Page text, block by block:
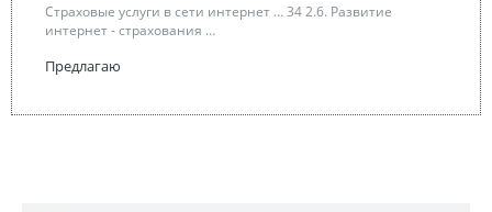
Страховые услуги в сети интернет … 34 2.6. Развитие
интернет - страхования …
Предлагаю